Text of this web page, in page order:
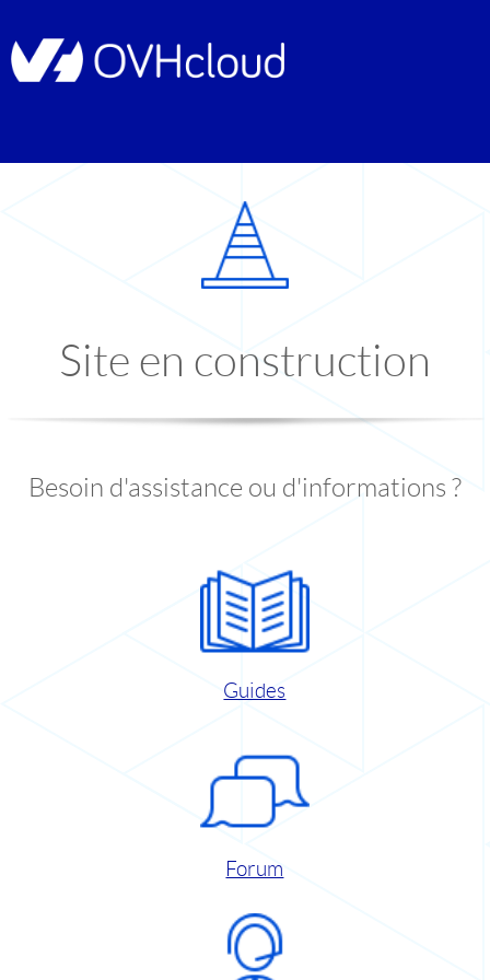
Site en construction
Besoin d'assistance ou d'informations ?
Guides
Forum